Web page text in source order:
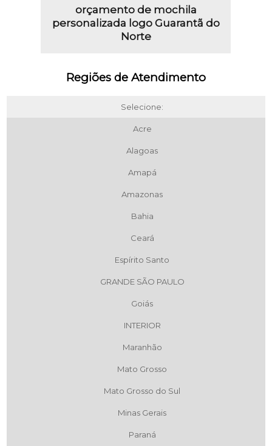
orçamento de mochila
personalizada logo Guarantã do
Norte
Regiões de Atendimento
Selecione:
Acre
Alagoas
Amapá
Amazonas
Bahia
Ceará
Espírito Santo
GRANDE SÃO PAULO
Goiás
INTERIOR
Maranhão
Mato Grosso
Mato Grosso do Sul
Minas Gerais
Paraná